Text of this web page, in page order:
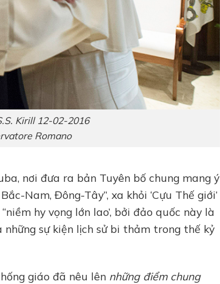
Kirill 12-02-2016
Romano
nơi đưa ra bản Tuyên bố chung mang ý
Nam, Đông-Tây”, xa khỏi ‘Cựu Thế giới’
hy vọng lớn lao’, bởi đảo quốc này là
những sự kiện lịch sử bi thảm trong thế kỷ
giáo đã nêu lên những điểm chung